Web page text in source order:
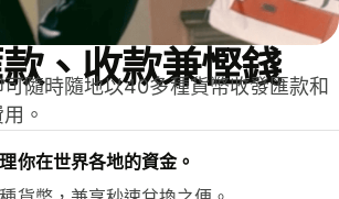
、收款兼慳錢
隨時隨地以40多種貨幣收發匯款和
。
你在世界各地的資金。